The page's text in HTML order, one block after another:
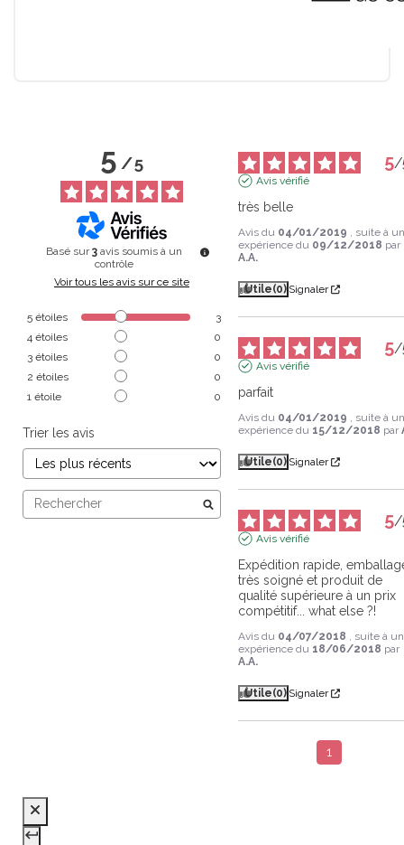
5/5
Basé sur3 avis soumis à un
contrôle
Voir tous les avis sur ce site
5 étoiles
3
4 étoiles
0
3 étoiles
0
2 étoiles
0
1 étoile 0
Trier les avis
5/
Avis vérifié
très belle
Avis du 04/01/2019 , suite à
expérience du 09/12/2018 par
A.A.
Utile(0) Signaler
5/
Avis vérifié
parfait
Avis du 04/01/2019 , suite à
expérience du 15/12/2018 par
Utile(0) Signaler
5/
Avis vérifié
Expédition rapide,
très soigné et produit de
qualité supérieure à un prix
compétitif... what else ?!
Avis du 04/07/2018 , suite à
expérience du 18/06/2018 par
A.A.
Utile(0) Signaler
1